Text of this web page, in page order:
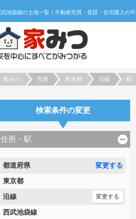
家みつ 売買 東京都 沿線 駅
検索条件の変更
住所・駅
都道府県
変更する
東京都
沿線
変更する
西武池袋線